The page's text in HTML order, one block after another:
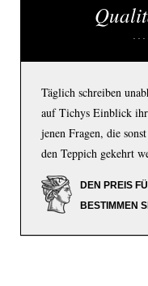
Täglich schreiben
auf Tichys Einblick
jenen Fragen, die
den Teppich gekehrt
DEN PREIS
BESTIMMEN